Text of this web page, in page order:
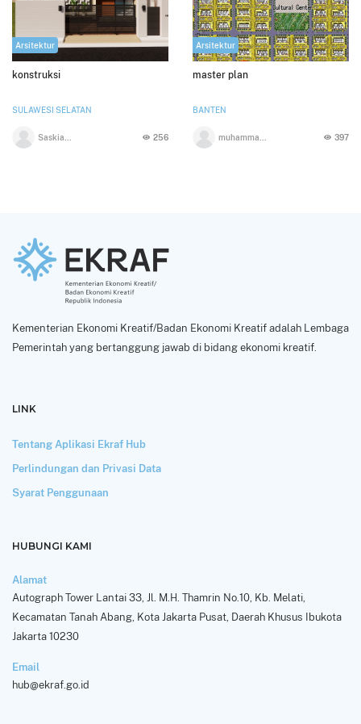
Arsitektur
konstruksi
SULAWESI SELATAN
256
Arsitektur
master plan
BANTEN
397
Kementerian Ekonomi Kreatif/Badan Ekonomi Kreatif adalah Lembaga
Pemerintah yang bertanggung jawab di bidang ekonomi kreatif.
LINK
Tentang Aplikasi Ekraf Hub
Perlindungan dan Privasi Data
Syarat Penggunaan
HUBUNGI KAMI
Alamat
Autograph Tower Lantai 33, Jl. M.H. Thamrin No.10, Kb. Melati,
Kecamatan Tanah Abang, Kota Jakarta Pusat, Daerah Khusus Ibukota
Jakarta 10230
Email
hub@ekraf.go.id